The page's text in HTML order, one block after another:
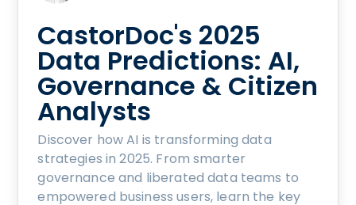
CastorDoc's 2025
Data Predictions: AI,
Governance & Citizen
Analysts
Discover how AI is transforming data
strategies in 2025. From smarter
governance and liberated data teams to
empowered business users, learn the key